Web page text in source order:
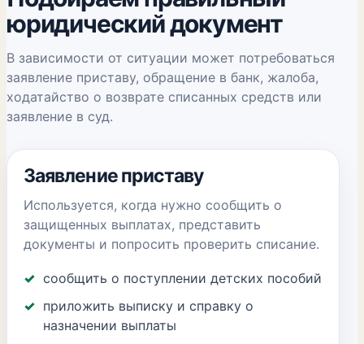
юридический документ
В зависимости от ситуации может потребоваться
заявление приставу, обращение в банк, жалоба,
ходатайство о возврате списанных средств или
заявление в суд.
Заявление приставу
Используется, когда нужно сообщить о
защищенных выплатах, представить
документы и попросить проверить списание.
сообщить о поступлении детских пособий
приложить выписку и справку о
назначении выплаты